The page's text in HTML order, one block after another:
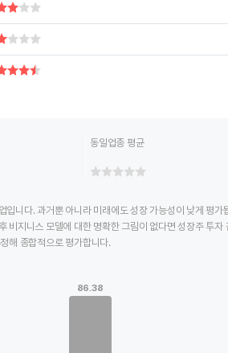
동일업종 평균
입니다. 과거뿐 아니라 미래에도 성장 가능성이 낮게 평
비지니스 모델에 대한 명확한 그림이 없다면 성장주 투
해 종합적으로 평가합니다.
86.38
The